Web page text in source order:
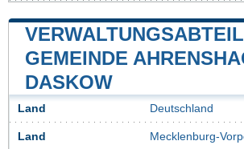
GEMEINDE
DASKOW
Land Deutschland
Land Mecklenburg-